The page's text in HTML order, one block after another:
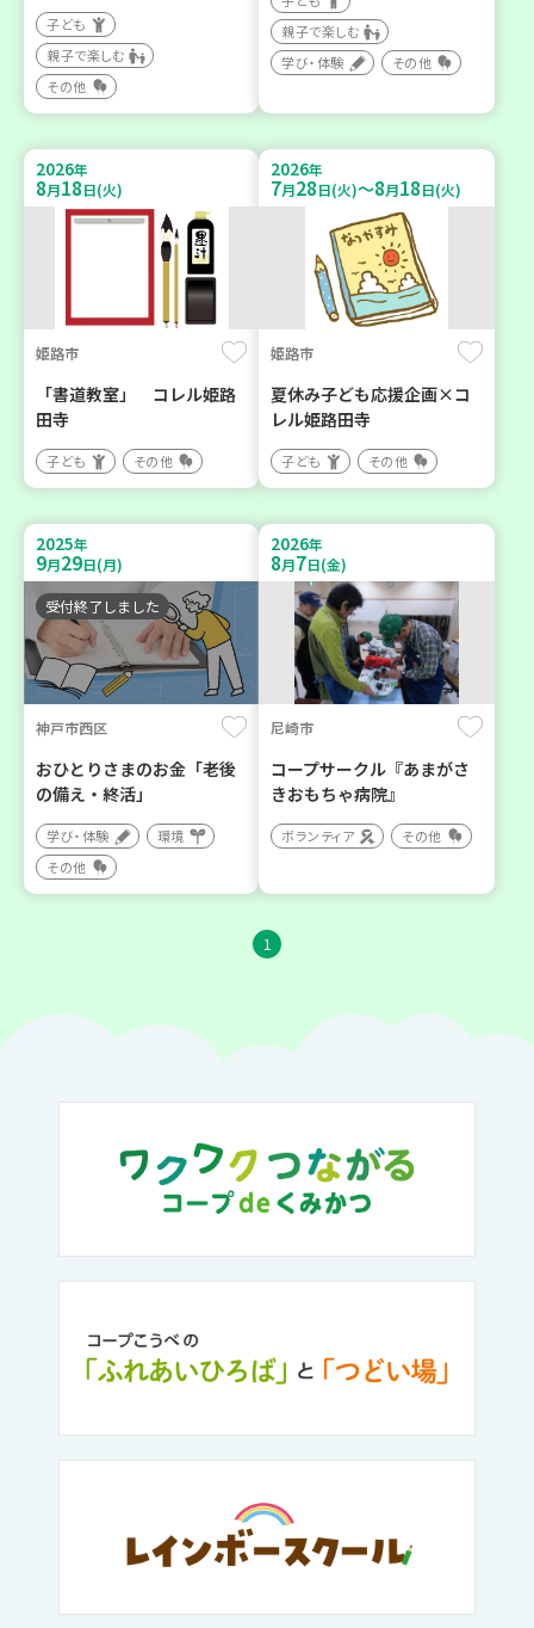
子ども
親子で楽しむ
その他
親子で楽しむ
学び・体験
その他
2026年
8月18日(火)
姫路市
「書道教室」 コレル姫路
田寺
子ども その他
2026年
7月28日(火)～8月18日(火)
姫路市
夏休み子ども応援企画×コ
レル姫路田寺
子ども その他
2025年
9月29日(月)
受付終了しました
神戸市西区
おひとりさまのお金「老後
の備え・終活」
学び・体験
環境
その他
2026年
8月7日(金)
尼崎市
コープサークル『あまがさ
きおもちゃ病院』
ボランティア その他
1